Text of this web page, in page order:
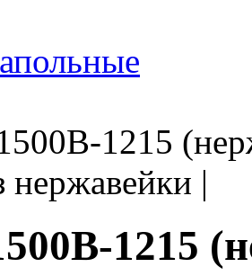
1215
нержавейки |
1215